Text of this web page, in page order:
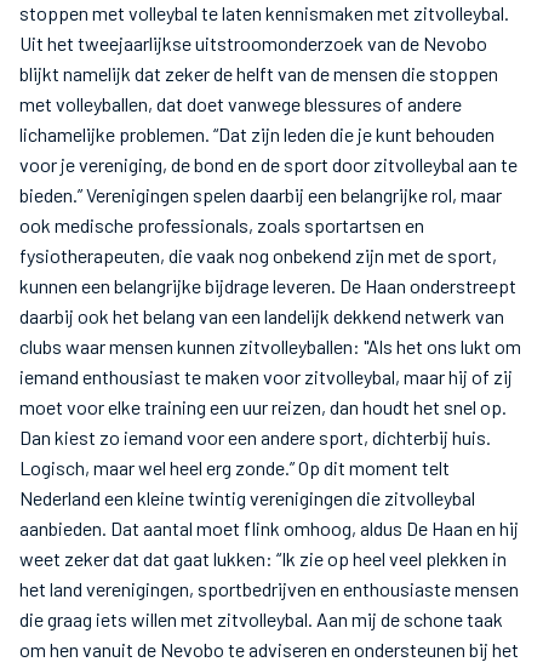
stoppen met volleybal te laten kennismaken met zitvolleybal.
Uit het tweejaarlijkse uitstroomonderzoek van de Nevobo
blijkt namelijk dat zeker de helft van de mensen die stoppen
met volleyballen, dat doet vanwege blessures of andere
lichamelijke problemen. “Dat zijn leden die je kunt behouden
voor je vereniging, de bond en de sport door zitvolleybal aan te
bieden.” Verenigingen spelen daarbij een belangrijke rol, maar
ook medische professionals, zoals sportartsen en
fysiotherapeuten, die vaak nog onbekend zijn met de sport,
kunnen een belangrijke bijdrage leveren. De Haan onderstreept
daarbij ook het belang van een landelijk dekkend netwerk van
clubs waar mensen kunnen zitvolleyballen: "Als het ons lukt om
iemand enthousiast te maken voor zitvolleybal, maar hij of zij
moet voor elke training een uur reizen, dan houdt het snel op.
Dan kiest zo iemand voor een andere sport, dichterbij huis.
Logisch, maar wel heel erg zonde.” Op dit moment telt
Nederland een kleine twintig verenigingen die zitvolleybal
aanbieden. Dat aantal moet flink omhoog, aldus De Haan en hij
weet zeker dat dat gaat lukken: “Ik zie op heel veel plekken in
het land verenigingen, sportbedrijven en enthousiaste mensen
die graag iets willen met zitvolleybal. Aan mij de schone taak
om hen vanuit de Nevobo te adviseren en ondersteunen bij het